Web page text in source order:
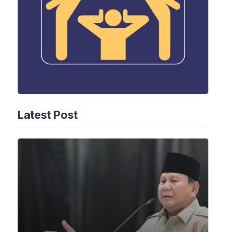
Latest Post